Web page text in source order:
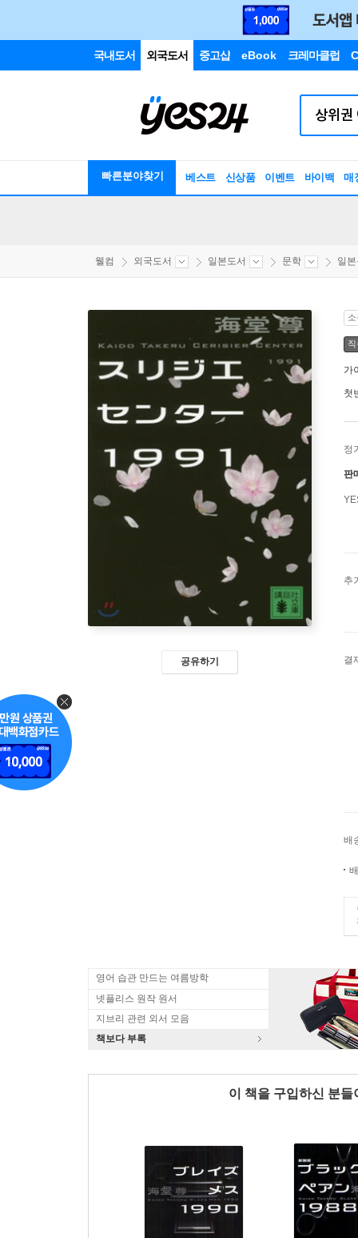
국내도서 외국도서 중고샵 eBook 크레마클럽
빠른분야찾기 베스트 신상품 이벤트 바이백 매
웰컴 외국도서 일본도서 문학 일
공유하기
가
첫
정
판
추
결
배
영어 습관 만드는 여름방학
넷플리스 원작 원서
지브리 관련 외서 모음
책보다 부록
이 책을 구입하신 분